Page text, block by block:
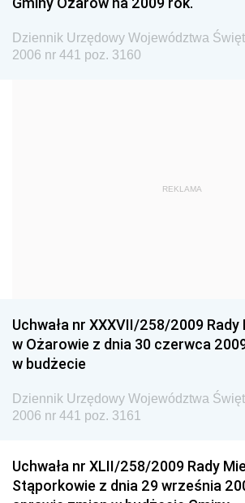
Dziennik Urzędowy Ministra Edukacji
Dziennik Urzędowy Ministra
Dziennik Urzędowy Ministra
Dziennik Urzędowy Ministra Kultury i
Dziennik Urzędowy Ministra Pracy i
Społecznej
Dziennik Urzędowy Urzędu
Dziennik Urzędowy Ministerstwa
Przemysłu Maszynowego
Dziennik Urzędowy Województwa
2006 nr 441 poz. 3160
REKLAMA
Uchwała nr XXXVII/258/2009 Rady
w Ożarowie z dnia 30 czerwca
w budżecie
Dziennik Urzędowy Województwa
2006 nr 441 poz. 3161
Uchwała nr XLII/258/2009 Rady
Stąporkowie z dnia 29 września